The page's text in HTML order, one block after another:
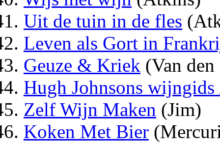
Uit de tuin in de fles
Leven als Gort in
Geuze & Kriek (Van den
Hugh Johnsons
Zelf Wijn Maken (Jim)
Koken Met Bier